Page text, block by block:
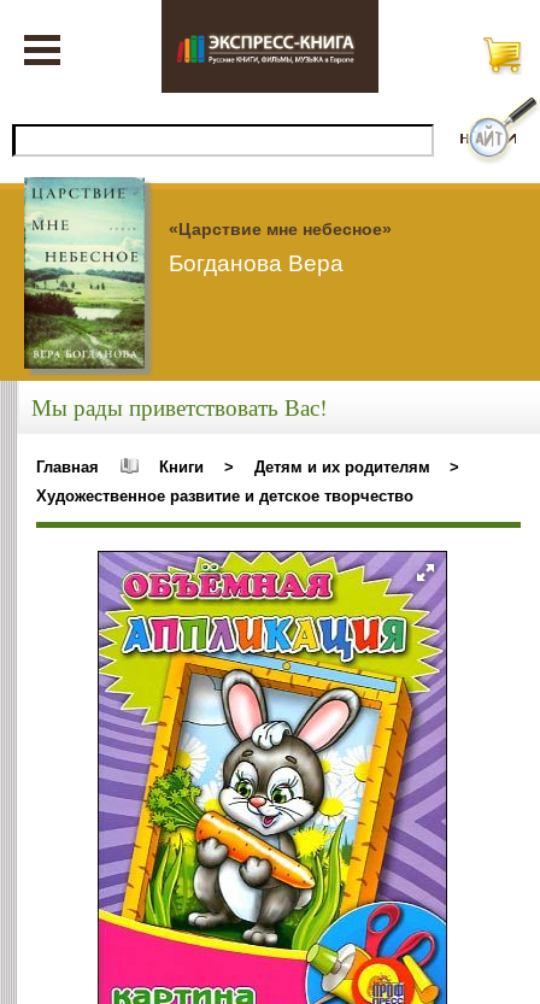
«Царствие мне небесное»
Богданова Вера
Мы рады приветствовать Вас!
Главная Книги > Детям и их родителям
>
Художественное развитие и детское творчество